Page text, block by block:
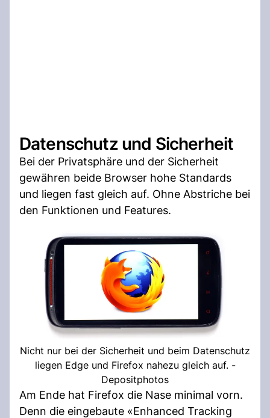
Datenschutz und Sicherheit
Bei der Privatsphäre und der Sicherheit
gewähren beide Browser hohe Standards
und liegen fast gleich auf. Ohne Abstriche bei
den Funktionen und Features.
Nicht nur bei der Sicherheit und beim Datenschutz
liegen Edge und Firefox nahezu gleich auf. -
Depositphotos
Am Ende hat Firefox die Nase minimal vorn.
Denn die eingebaute «Enhanced Tracking